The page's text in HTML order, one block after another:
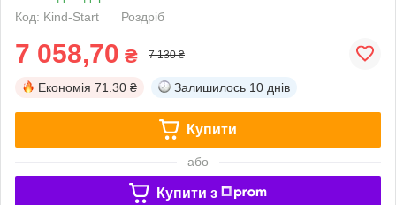
Код: Kind-Start
Роздріб
7 058,70 ₴ 7 130 ₴
Економія 71.30 ₴ Залишилось 10 днів
Купити
або
Купити з